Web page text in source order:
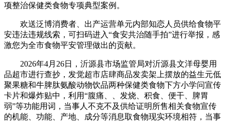
项整治保健类食物专项典型案例。
欢送泛博消费者、出产运营单元内部知恋人员供给食物平
安违法违规线索，可扫码进入“食安共治随手拍”进行举报，感
激您为全市食物平安管理做出的贡献。
2026年4月26日，沂源县市场监管局对沂源县文洋母婴用
品超市进行查抄，发觉超市店肆商品发卖架上摆放的益生元低
聚果糖和牛脾肽氨酸动物饮品两种保健类食物下方小学问宣传
卡片和爆炸贴中，利用“腹痛、、发烧、积食、便干、脾胃
弱”等功能用词，当事人不克不及供给证明所售相关食物宣传
的机能、功能、产地、成分等消息取食物现实环境相符，当事